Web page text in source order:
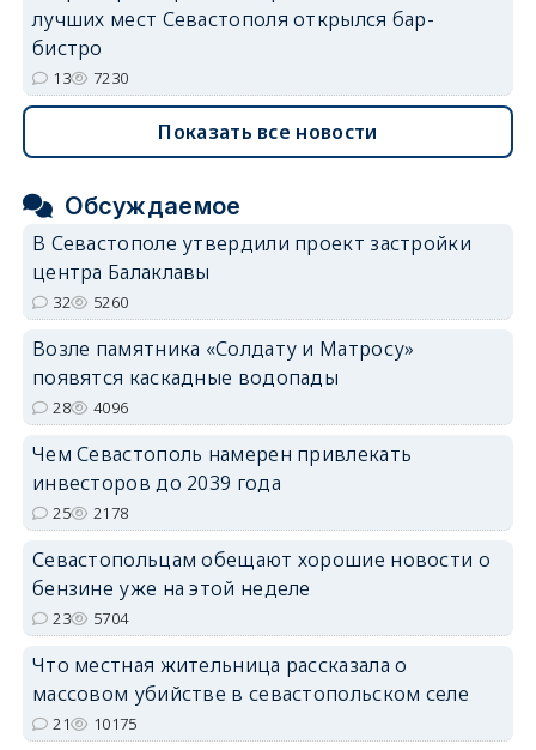
лучших мест Севастополя открылся бар-
бистро
13 7230
Показать все новости
Обсуждаемое
В Севастополе утвердили проект застройки
центра Балаклавы
32 5260
Возле памятника «Солдату и Матросу»
появятся каскадные водопады
28 4096
Чем Севастополь намерен привлекать
инвесторов до 2039 года
25 2178
Севастопольцам обещают хорошие новости о
бензине уже на этой неделе
23 5704
Что местная жительница рассказала о
массовом убийстве в севастопольском селе
21 10175